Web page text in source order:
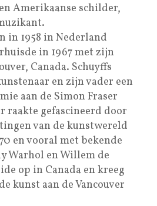
Amerikaanse schilder,
in 1958 in Nederland
in 1967 met zijn
Canada. Schuyffs
en zijn vader een
aan de Simon Fraser
raakte gefascineerd door
van de kunstwereld
en vooral met bekende
Warhol en Willem de
op in Canada en kreeg
kunst aan de Vancouver